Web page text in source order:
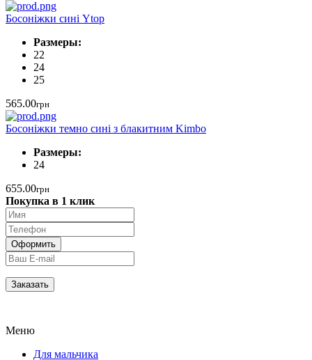
Босоніжки сині Ytop
Размеры:
22
24
25
565.00грн
Босоніжки темно сині з блакитним Kimbo
Размеры:
24
655.00грн
Покупка в 1 клик
Меню
Для мальчика